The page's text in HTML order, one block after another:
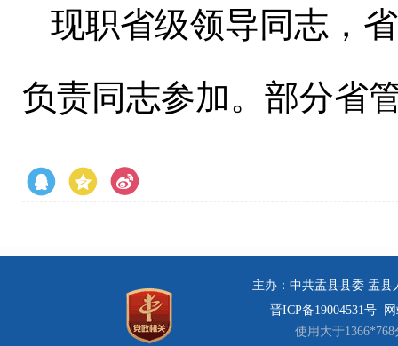
现职省级领导同志，
负责同志参加。部分省
主办：中共盂县县委 盂县
晋ICP备19004531号
使用大于